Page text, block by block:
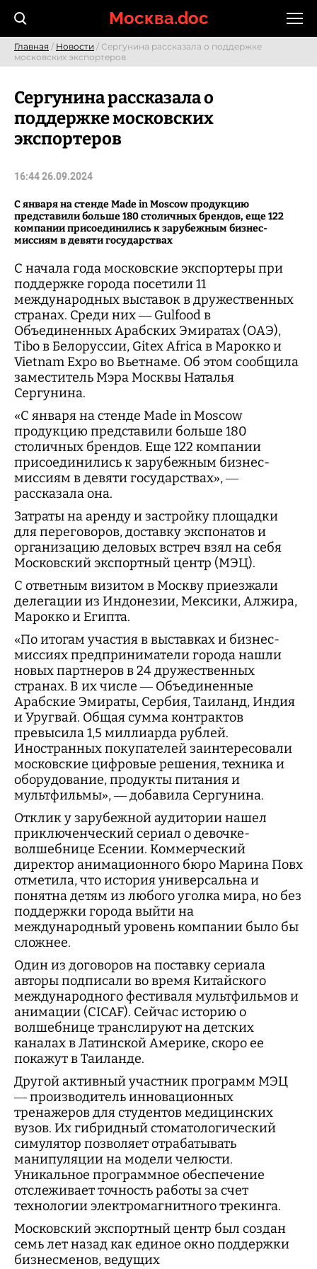
Москва.doc
Главная / Новости / Сергунина рассказала о поддержке
московских экспортеров
Сергунина рассказала о
поддержке московских
экспортеров
16:44 26.09.2024
С января на стенде Made in Moscow продукцию
представили больше 180 столичных брендов, еще 122
компании присоединились к зарубежным бизнес-
миссиям в девяти государствах
С начала года московские экспортеры при
поддержке города посетили 11
международных выставок в дружественных
странах. Среди них — Gulfood в
Объединенных Арабских Эмиратах (ОАЭ),
Tibo в Белоруссии, Gitex Africa в Марокко и
Vietnam Expo во Вьетнаме. Об этом сообщила
заместитель Мэра Москвы Наталья
Сергунина.
«С января на стенде Made in Moscow
продукцию представили больше 180
столичных брендов. Еще 122 компании
присоединились к зарубежным бизнес-
миссиям в девяти государствах», —
рассказала она.
Затраты на аренду и застройку площадки
для переговоров, доставку экспонатов и
организацию деловых встреч взял на себя
Московский экспортный центр (МЭЦ).
С ответным визитом в Москву приезжали
делегации из Индонезии, Мексики, Алжира,
Марокко и Египта.
«По итогам участия в выставках и бизнес-
миссиях предприниматели города нашли
новых партнеров в 24 дружественных
странах. В их числе — Объединенные
Арабские Эмираты, Сербия, Таиланд, Индия
и Уругвай. Общая сумма контрактов
превысила 1,5 миллиарда рублей.
Иностранных покупателей заинтересовали
московские цифровые решения, техника и
оборудование, продукты питания и
мультфильмы», — добавила Сергунина.
Отклик у зарубежной аудитории нашел
приключенческий сериал о девочке-
волшебнице Есении. Коммерческий
директор анимационного бюро Марина Повх
отметила, что история универсальна и
понятна детям из любого уголка мира, но без
поддержки города выйти на
международный уровень компании было бы
сложнее.
Один из договоров на поставку сериала
авторы подписали во время Китайского
международного фестиваля мультфильмов и
анимации (CICAF). Сейчас историю о
волшебнице транслируют на детских
каналах в Латинской Америке, скоро ее
покажут в Таиланде.
Другой активный участник программ МЭЦ
— производитель инновационных
тренажеров для студентов медицинских
вузов. Их гибридный стоматологический
симулятор позволяет отрабатывать
манипуляции на модели челюсти.
Уникальное программное обеспечение
отслеживает точность работы за счет
технологии электромагнитного трекинга.
Московский экспортный центр был создан
семь лет назад как единое окно поддержки
бизнесменов, ведущих